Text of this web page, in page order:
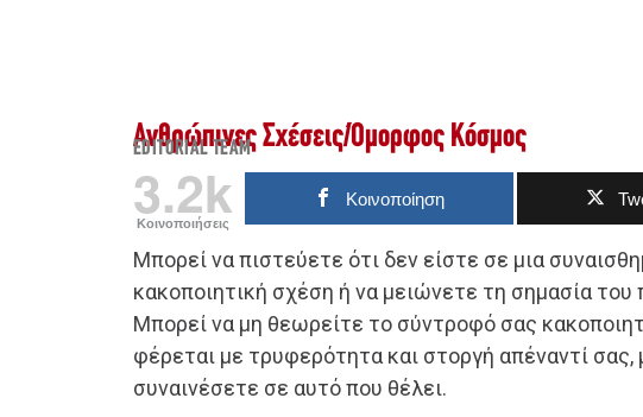
Ανθρώπινες Σχέσεις/Όμορφος Κόσμος
EDITORIAL TEAM
3.2k
Κοινοποιήσεις
Κοινοποίηση
Μπορεί να πιστεύετε ότι δεν είστε σε μια
κακοποιητική σχέση ή να μειώνετε τη σημασία του
Μπορεί να μη θεωρείτε το σύντροφό σας
φέρεται με τρυφερότητα και στοργή απέναντί σας,
συναινέσετε σε αυτό που θέλει.